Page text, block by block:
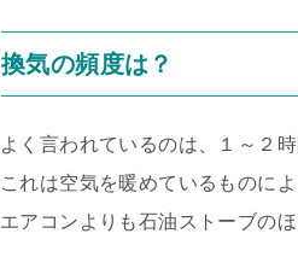
換気の頻度は？
よく言われているのは、１～２
これは空気を暖めているものによ
エアコンよりも石油ストーブの